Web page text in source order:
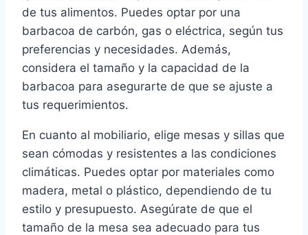
de tus alimentos. Puedes optar por una
barbacoa de carbón, gas o eléctrica, según tus
preferencias y necesidades. Además,
considera el tamaño y la capacidad de la
barbacoa para asegurarte de que se ajuste a
tus requerimientos.
En cuanto al mobiliario, elige mesas y sillas que
sean cómodas y resistentes a las condiciones
climáticas. Puedes optar por materiales como
madera, metal o plástico, dependiendo de tu
estilo y presupuesto. Asegúrate de que el
tamaño de la mesa sea adecuado para tus